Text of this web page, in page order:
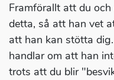
Framförallt att du
detta, så att han vet
att han kan stötta
handlar om att han
trots att du blir